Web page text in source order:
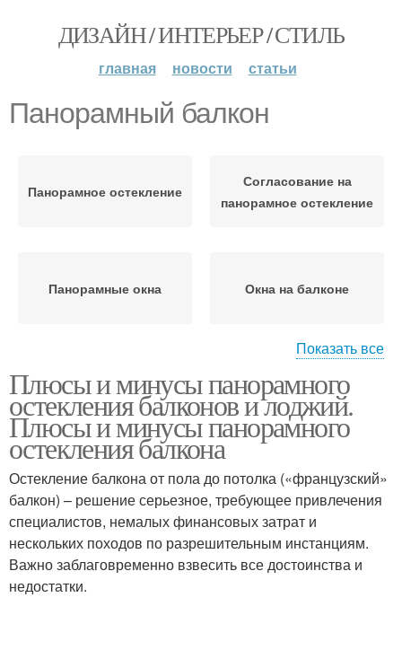
ДИЗАЙН / ИНТЕРЬЕР / СТИЛЬ
главная новости статьи
Панорамный балкон
Панорамное остекление
Согласование на
панорамное остекление
Панорамные окна Окна на балконе
Балкон от солнца
застекленном балконе
Балкон в жару
Показать все
Плюсы и минусы панорамного
остекления балконов и лоджий.
Плюсы и минусы панорамного
остекления балкона
Остекление балкона от пола до потолка («французский»
балкон) – решение серьезное, требующее привлечения
специалистов, немалых финансовых затрат и
нескольких походов по разрешительным инстанциям.
Важно заблаговременно взвесить все достоинства и
недостатки.